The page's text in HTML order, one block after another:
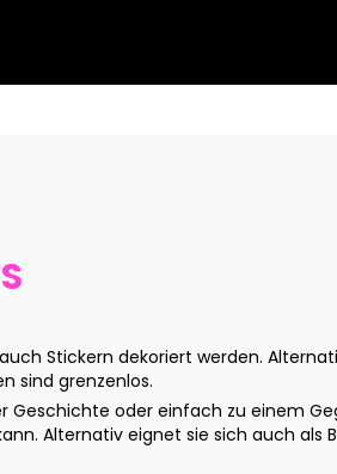
Stickern dekoriert werden.
sind grenzenlos.
Geschichte oder einfach zu einem
Alternativ eignet sie sich auch als